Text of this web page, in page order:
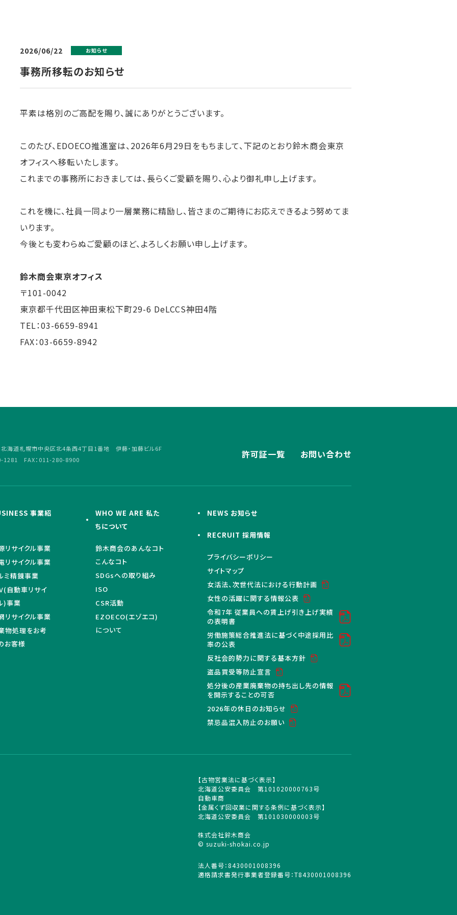
2026/06/22 お知らせ
事務所移転のお知らせ
平素は格別のご高配を賜り、誠にありがとうございます。
このたび、EDOECO推進室は、2026年6月29日をもちまして、下記のとおり鈴木商会東京
オフィスへ移転いたします。
これまでの事務所におきましては、長らくご愛顧を賜り、心より御礼申し上げます。
これを機に、社員一同より一層業務に精励し、皆さまのご期待にお応えできるよう努めてま
いります。
今後とも変わらぬご愛顧のほど、よろしくお願い申し上げます。
鈴木商会東京オフィス
〒101-0042
東京都千代田区神田東松下町29-6 DeLCCS神田4階
TEL：03-6659-8941
FAX：03-6659-8942
北海道札幌市中央区北4条西4丁目1番地 伊藤・加藤ビル6F
1281 FAX：011-280-8900
許可証一覧 お問い合わせ
事業紹
リサイクル事業
リサイクル事業
ミ精錬事業
自動車リサイ
)事業
リサイクル事業
物処理をお考
お客様
WHO WE ARE 私た
ちについて
鈴木商会のあんなコト
こんなコト
SDGsへの取り組み
ISO
CSR活動
EZOECO(エゾエコ)
について
NEWS お知らせ
RECRUIT 採用情報
プライバシーポリシー
サイトマップ
女活法、次世代法における行動計画
女性の活躍に関する情報公表
令和7年 従業員への賃上げ引き上げ実績
の表明書
労働施策総合推進法に基づく中途採用比
率の公表
反社会的勢力に関する基本方針
盗品買受等防止宣言
処分後の産業廃棄物の持ち出し先の情報
を開示することの可否
2026年の休日のお知らせ
禁忌品混入防止のお願い
【古物営業法に基づく表示】
北海道公安委員会 第101020000763号
自動車商
【金属くず回収業に関する条例に基づく表示】
北海道公安委員会 第101030000003号
株式会社鈴木商会
© suzuki-shokai.co.jp
法人番号：8430001008396
適格請求書発行事業者登録番号：T8430001008396